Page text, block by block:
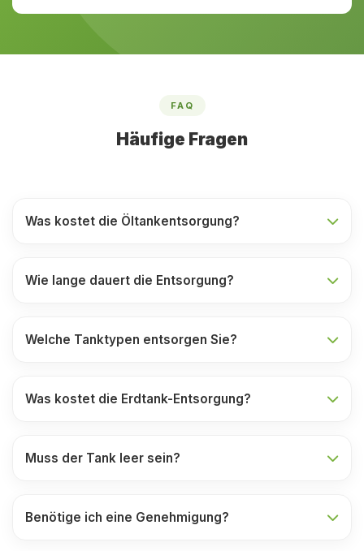
FAQ
Häufige Fragen
Was kostet die Öltankentsorgung?
Wie lange dauert die Entsorgung?
Welche Tanktypen entsorgen Sie?
Was kostet die Erdtank-Entsorgung?
Muss der Tank leer sein?
Benötige ich eine Genehmigung?